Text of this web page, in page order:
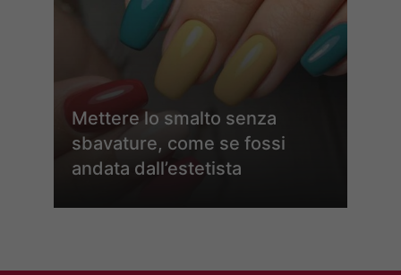
Mettere lo smalto senza
sbavature, come se fossi
andata dall’estetista